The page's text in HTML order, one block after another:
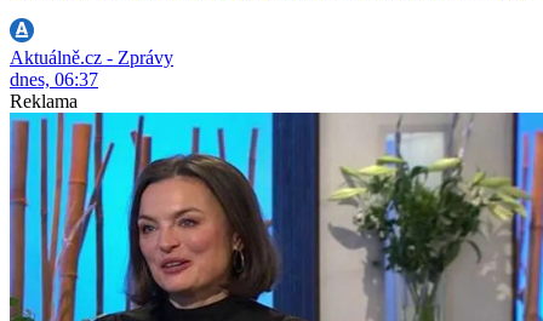
Aktuálně.cz - Zprávy
dnes, 06:37
Reklama